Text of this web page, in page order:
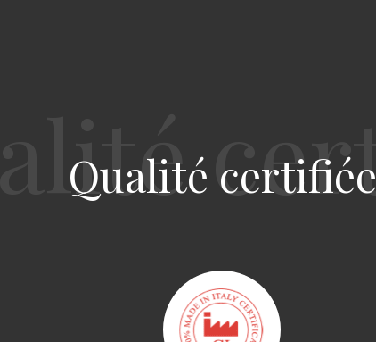
Qualité certifiée